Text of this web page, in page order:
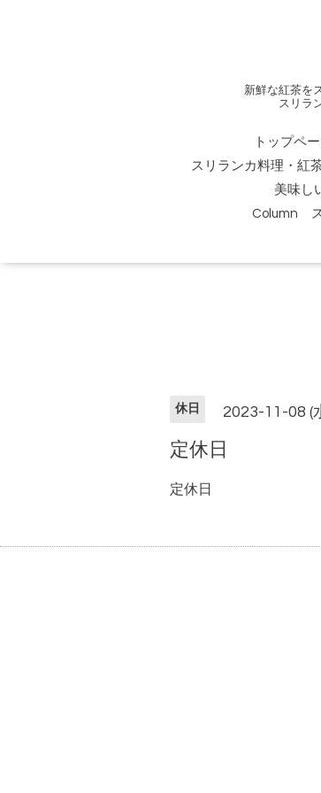
新鮮な紅茶を
スリラ
トップペ
スリランカ料理・紅
美味し
Column
休日 2023-11-08 (
定休日
定休日